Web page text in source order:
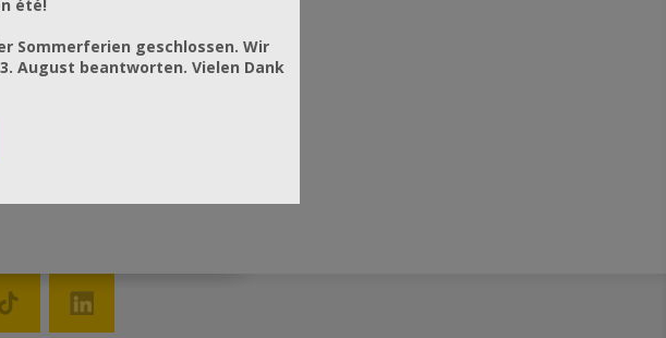
été!
Sommerferien geschlossen. Wir
August beantworten. Vielen Dank